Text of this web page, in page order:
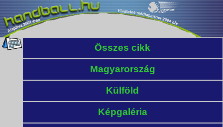
Összes cikk
Magyarország
Külföld
Képgaléria